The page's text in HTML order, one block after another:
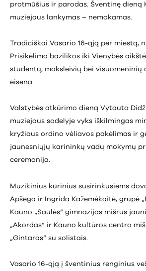
protmūšius ir parodas. Šventinę dieną
muziejaus lankymas – nemokamas.
Tradiciškai Vasario 16-ąją per miestą,
Prisikėlimo bazilikos iki Vienybės
studentų, moksleivių bei visuomeninių
eisena.
Valstybės atkūrimo dieną Vytauto
muziejaus sodelyje vyks iškilmingas
kryžiaus ordino vėliavos pakėlimas ir
jaunesniųjų karininkų vadų mokymų
ceremonija.
Muzikinius kūrinius susirinkusiems
Apšega ir Ingrida Kažemėkaitė, grupė
Kauno „Saulės“ gimnazijos mišrus
„Akordas“ ir Kauno kultūros centro
„Gintaras“ su solistais.
Vasario 16-ąją į šventinius renginius